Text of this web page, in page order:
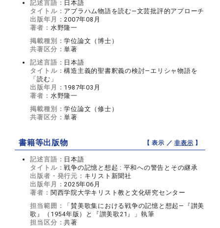
記述言語： 日本語
タイトル： アブラハム物語を読む—文芸批評的アプローチ
出版年月：2007年08月
著者： 水野隆一
掲載種別：学位論文（博士）
共著区分：単著
記述言語： 日本語
タイトル：構造主義的聖書釈義の検討—エリシャ物語を
「読む」
出版年月： 1987年03月
著者： 水野隆一
掲載種別：学位論文（修士）
共著区分：単著
書籍等出版物 【 表示 ／非表示 】
記述言語： 日本語
タイトル：戦争の記憶と想起 : 平和への警告とその継承
出版者・発行元： キリスト新聞社
出版年月：2025年06月
著者： 関西学院大学キリスト教と文化研究センター
担当範囲：
「賛美歌集における戦争の記憶と想起―『讃美
歌』（1954年版）と『讃美歌21』」執筆
担当区分：共著